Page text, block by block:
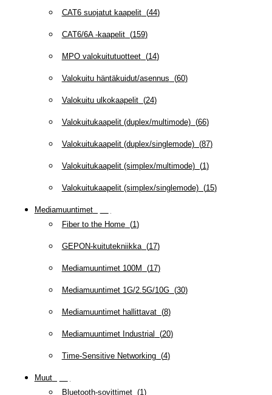
CAT6 suojatut kaapelit(44)
CAT6/6A -kaapelit(159)
MPO valokuitutuotteet(14)
Valokuitu häntäkuidut/asennus (60)
Valokuitu ulkokaapelit(24)
Valokuitukaapelit (duplex/multimode)(66)
Valokuitukaapelit (duplex/singlemode)(87)
Valokuitukaapelit (simplex/multimode)(1)
Valokuitukaapelit (simplex/singlemode)(15)
Mediamuuntimet(
Fiber to the Home(1)
GEPON-kuitutekniikka(17)
Mediamuuntimet 100M (17)
Mediamuuntimet 1G/2.5G/10G(30)
Mediamuuntimet hallittavat(8)
Mediamuuntimet Industrial (20)
Time-Sensitive Networking(4)
Muut(
Bluetooth-sovittimet(1)